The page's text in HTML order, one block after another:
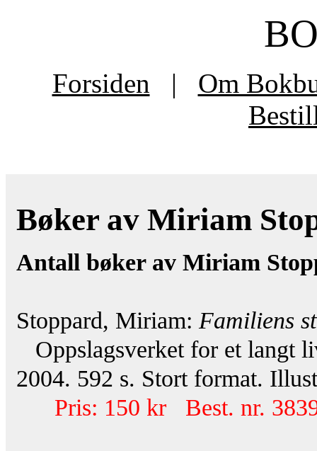
Forsiden |
Om
Bøker av Miriam
Antall bøker av Miriam
Stoppard, Miriam: Familiens
Oppslagsverket for et langt
2004. 592 s. Stort format.
Pris: 150 kr Best. nr.